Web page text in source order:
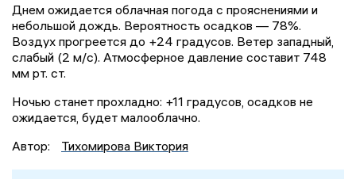
Днем ожидается облачная погода с прояснениями и
небольшой дождь. Вероятность осадков — 78%.
Воздух прогреется до +24 градусов. Ветер западный,
слабый (2 м/с). Атмосферное давление составит 748
мм рт. ст.
Ночью станет прохладно: +11 градусов, осадков не
ожидается, будет малооблачно.
Автор:
Тихомирова Виктория